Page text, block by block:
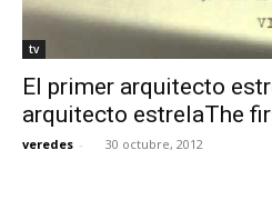
tv
El primer arquitecto
arquitecto estrelaThe
veredes - 30 octubre, 2012